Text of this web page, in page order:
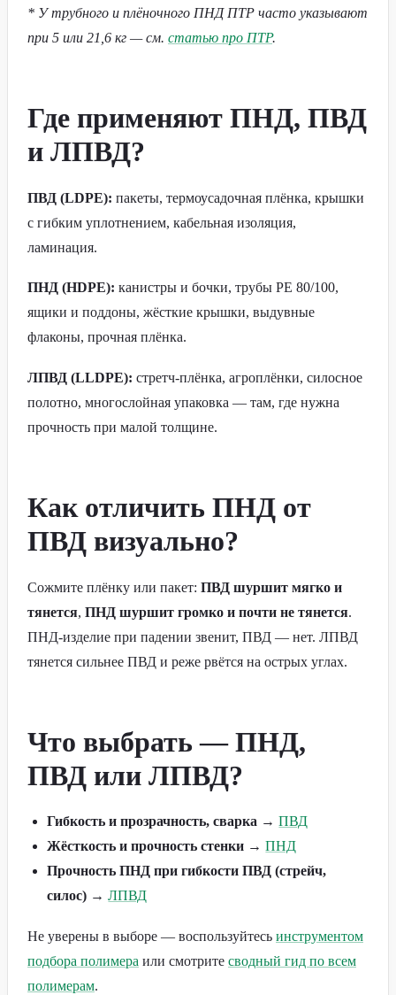
* У трубного и плёночного ПНД ПТР часто указывают
при 5 или 21,6 кг — см. статью про ПТР.
Где применяют ПНД, ПВД
и ЛПВД?
ПВД (LDPE): пакеты, термоусадочная плёнка, крышки
с гибким уплотнением, кабельная изоляция,
ламинация.
ПНД (HDPE): канистры и бочки, трубы PE 80/100,
ящики и поддоны, жёсткие крышки, выдувные
флаконы, прочная плёнка.
ЛПВД (LLDPE): стретч-плёнка, агроплёнки, силосное
полотно, многослойная упаковка — там, где нужна
прочность при малой толщине.
Как отличить ПНД от
ПВД визуально?
Сожмите плёнку или пакет: ПВД шуршит мягко и
тянется, ПНД шуршит громко и почти не тянется.
ПНД-изделие при падении звенит, ПВД — нет. ЛПВД
тянется сильнее ПВД и реже рвётся на острых углах.
Что выбрать — ПНД,
ПВД или ЛПВД?
Гибкость и прозрачность, сварка →ПВД
Жёсткость и прочность стенки →ПНД
Прочность ПНД при гибкости ПВД (стрейч,
силос) →ЛПВД
Не уверены в выборе — воспользуйтесь инструментом
подбора полимера или смотрите сводный гид по всем
полимерам.